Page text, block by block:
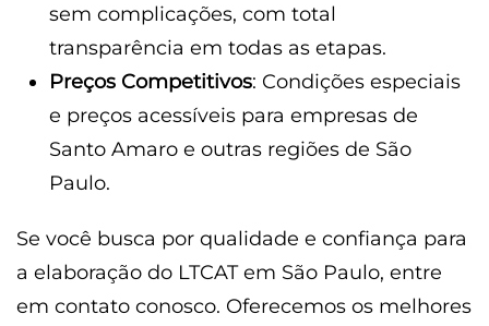
sem complicações, com total
transparência em todas as etapas.
Preços Competitivos: Condições especiais
e preços acessíveis para empresas de
Santo Amaro e outras regiões de São
Paulo.
Se você busca por qualidade e confiança para
a elaboração do LTCAT em São Paulo, entre
em contato conosco. Oferecemos os melhores